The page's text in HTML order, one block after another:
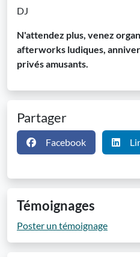
DJ
N'attendez plus, venez
afterworks ludiques,
privés amusants.
Partager
Facebook
Témoignages
Poster un témoignage